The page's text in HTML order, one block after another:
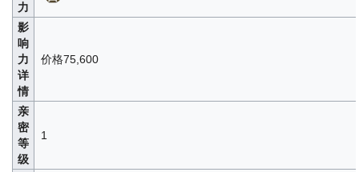
力
影
响
力
详
情
价格75,600
亲
密
等
级
1